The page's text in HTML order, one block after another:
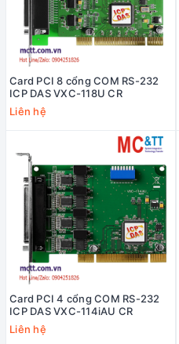
Card PCI 8 cổng COM RS-232
ICP DAS VXC-118U CR
Liên hệ
Card PCI 4 cổng COM RS-232
ICP DAS VXC-114iAU CR
Liên hệ